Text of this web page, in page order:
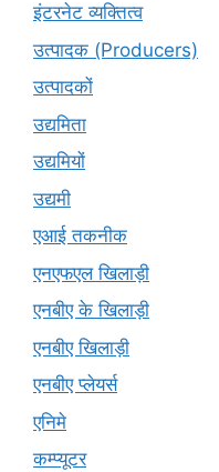
इंटरनेट व्यक्तित्व
उत्पादक (Producers)
उत्पादकों
उद्यमिता
उद्यमियों
उद्यमी
एआई तकनीक
एनएफएल खिलाड़ी
एनबीए के खिलाड़ी
एनबीए खिलाड़ी
एनबीए प्लेयर्स
एनिमे
कम्प्यूटर